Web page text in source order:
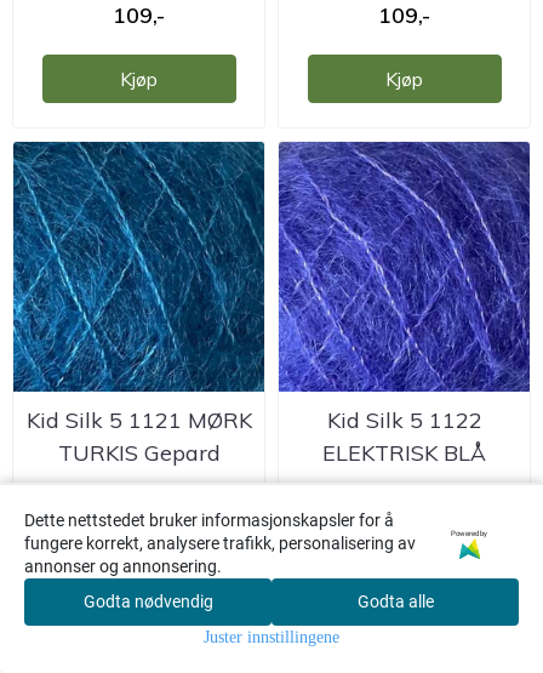
Søk
109,-
Kjøp
109,-
Kjøp
Kid Silk 5 1121 MØRK
TURKIS Gepard
Kjøp
Kid Silk 5 1122
ELEKTRISK BLÅ
Gepard
Kjøp
Dette nettstedet bruker informasjonskapsler for å
fungere korrekt, analysere trafikk, personalisering av
annonser og annonsering.
Powered by
Godta nødvendig Godta alle
Juster innstillingene